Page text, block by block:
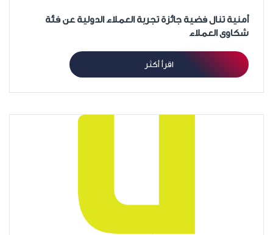
أمنية تنال فضية جائزة تجربة العملاء الدولية عن فئة
شكاوى العملاء
اقرأ أكثر